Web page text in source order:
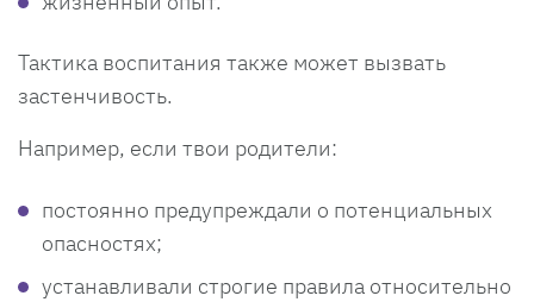
Тактика воспитания также может вызвать
застенчивость.
Например, если твои родители:
постоянно предупреждали о потенциальных
опасностях;
устанавливали строгие правила относительно